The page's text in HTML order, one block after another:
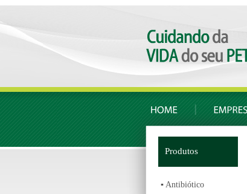
Produtos
▪ Antibiótico